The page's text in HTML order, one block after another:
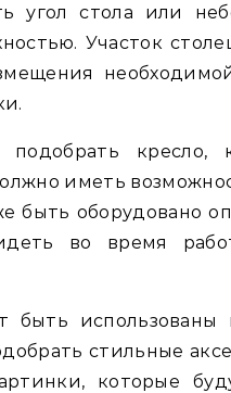
угол стола или
Участок
подобрать
иметь
быть оборудовано
во время
быть использованы
стильные
которые